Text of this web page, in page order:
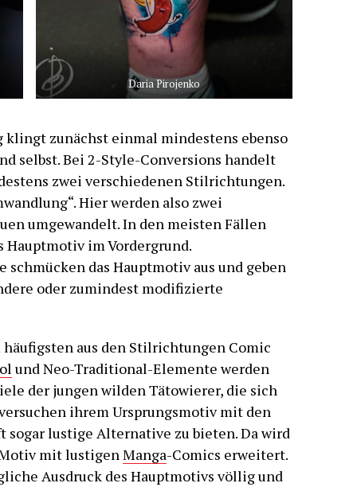
Daria Pirojenko
zunächst einmal mindestens ebenso
selbst. Bei 2-Style-Conversions handelt
zwei verschiedenen Stilrichtungen.
Hier werden also zwei
umgewandelt. In den meisten Fällen
Hauptmotiv im Vordergrund.
das Hauptmotiv aus und geben
oder zumindest modifizierte
aus den Stilrichtungen Comic
und Neo-Traditional-Elemente werden
der jungen wilden Tätowierer, die sich
ihrem Ursprungsmotiv mit den
lustige Alternative zu bieten. Da wird
mit lustigenManga-Comics erweitert.
Ausdruck des Hauptmotivs völlig und